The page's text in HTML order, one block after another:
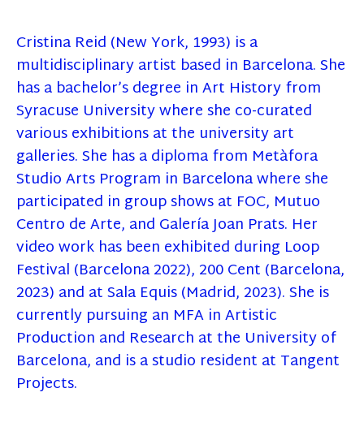
Cristina Reid (New York, 1993) is a
multidisciplinary artist based in Barcelona. She
has a bachelor’s degree in Art History from
Syracuse University where she co-curated
various exhibitions at the university art
galleries. She has a diploma from Metàfora
Studio Arts Program in Barcelona where she
participated in group shows at FOC, Mutuo
Centro de Arte, and Galería Joan Prats. Her
video work has been exhibited during Loop
Festival (Barcelona 2022), 200 Cent (Barcelona,
2023) and at Sala Equis (Madrid, 2023). She is
currently pursuing an MFA in Artistic
Production and Research at the University of
Barcelona, and is a studio resident at Tangent
Projects.